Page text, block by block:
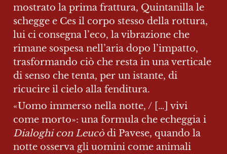
mostrato la prima frattura, Quintanilla le
schegge e Ces il corpo stesso della rottura,
lui ci consegna l’eco, la vibrazione che
rimane sospesa nell’aria dopo l’impatto,
trasformando ciò che resta in una verticale
di senso che tenta, per un istante, di
ricucire il cielo alla fenditura.
«Uomo immerso nella notte, / […] vivi
Dialoghi con Leucò di Pavese, quando la
notte osserva gli uomini come animali